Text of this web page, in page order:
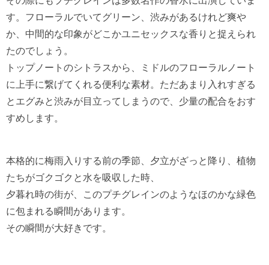
す。フローラルでいてグリーン、渋みがあるけれど爽や
か、中間的な印象がどこかユニセックスな香りと捉えられ
たのでしょう。
トップノートのシトラスから、ミドルのフローラルノート
に上手に繋げてくれる便利な素材。ただあまり入れすぎる
とエグみと渋みが目立ってしまうので、少量の配合をおす
すめします。
本格的に梅雨入りする前の季節、夕立がざっと降り、植物
たちがゴクゴクと水を吸収した時、
夕暮れ時の街が、このプチグレインのようなほのかな緑色
に包まれる瞬間があります。
その瞬間が大好きです。